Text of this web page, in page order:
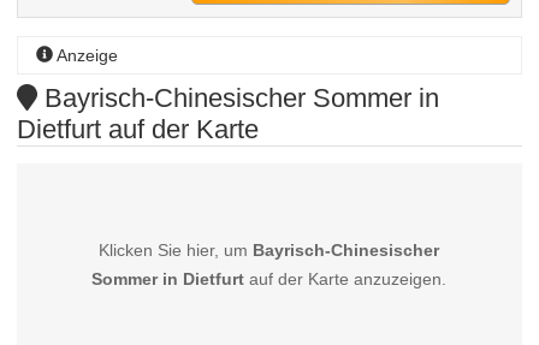
Anzeige
Bayrisch-Chinesischer Sommer in
Dietfurt auf der Karte
Klicken Sie hier, um Bayrisch-Chinesischer
Sommer in Dietfurt auf der Karte anzuzeigen.